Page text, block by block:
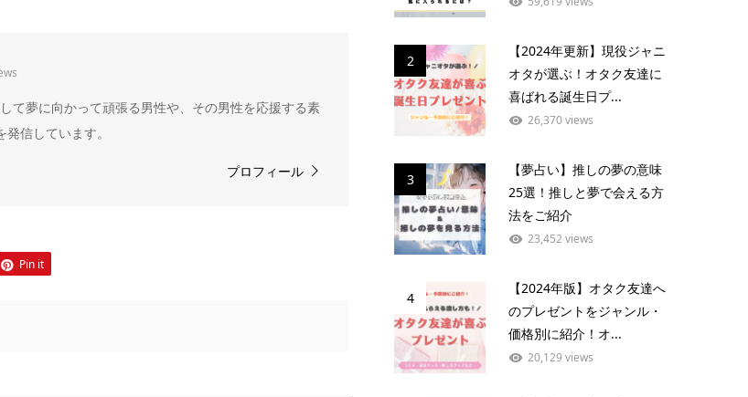
て夢に向かって頑張る男性や、その男性を応援する素
信しています。
プロフィール
Pin it
2
【2024年更新】現役ジャニ
オタが選ぶ！オタク友達に
喜ばれる誕生日プ...
26,370 views
3
【夢占い】推しの夢の意味
25選！推しと夢で会える方
法をご紹介
23,452 views
4
【2024年版】オタク友達へ
のプレゼントをジャンル・
価格別に紹介！オ...
20,129 views